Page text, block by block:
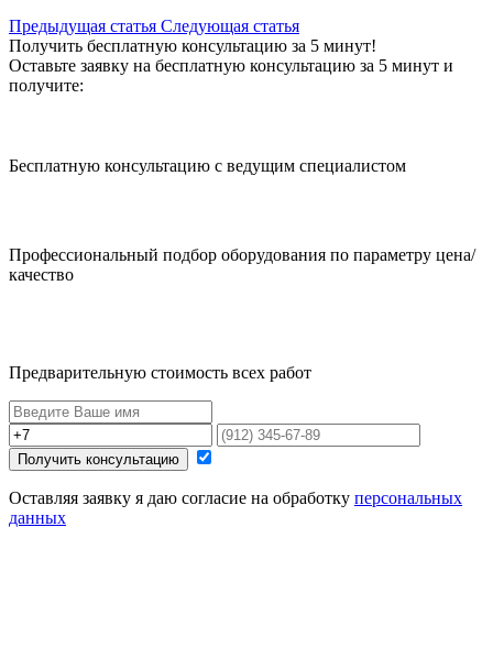
Предыдущая статья Cледующая статья
Получить бесплатную консультацию за 5 минут!
Оставьте заявку на бесплатную консультацию за 5 минут и
получите:
Бесплатную консультацию с ведущим специалистом
Профессиональный подбор оборудования по параметру цена/
качество
Предварительную стоимость всех работ
Получить консультацию
Оставляя заявку я даю согласие на обработку персональных
данных